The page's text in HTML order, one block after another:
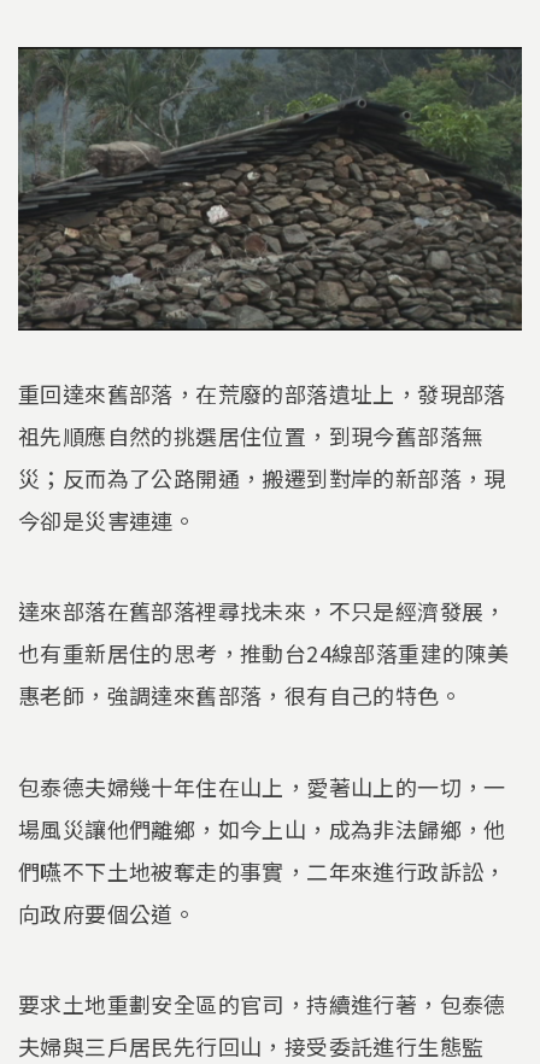
重回達來舊部落，在荒廢的部落遺址上，發現部落
祖先順應自然的挑選居住位置，到現今舊部落無
災；反而為了公路開通，搬遷到對岸的新部落，現
今卻是災害連連。
達來部落在舊部落裡尋找未來，不只是經濟發展，
也有重新居住的思考，推動台24線部落重建的陳美
惠老師，強調達來舊部落，很有自己的特色。
包泰德夫婦幾十年住在山上，愛著山上的一切，一
場風災讓他們離鄉，如今上山，成為非法歸鄉，他
們嚥不下土地被奪走的事實，二年來進行政訴訟，
向政府要個公道。
要求土地重劃安全區的官司，持續進行著，包泰德
夫婦與三戶居民先行回山，接受委託進行生態監